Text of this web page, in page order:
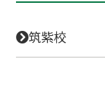
筑紫校